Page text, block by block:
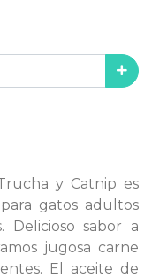
y Catnip es
gatos adultos
Delicioso sabor a
jugosa carne
El aceite de